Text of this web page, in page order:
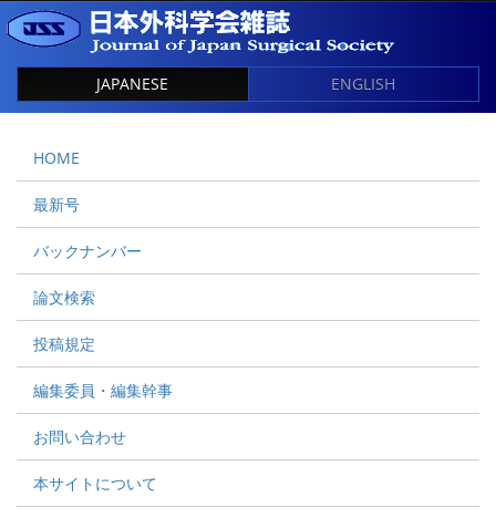
JAPANESE ENGLISH
HOME
最新号
バックナンバー
論文検索
投稿規定
編集委員・編集幹事
お問い合わせ
本サイトについて